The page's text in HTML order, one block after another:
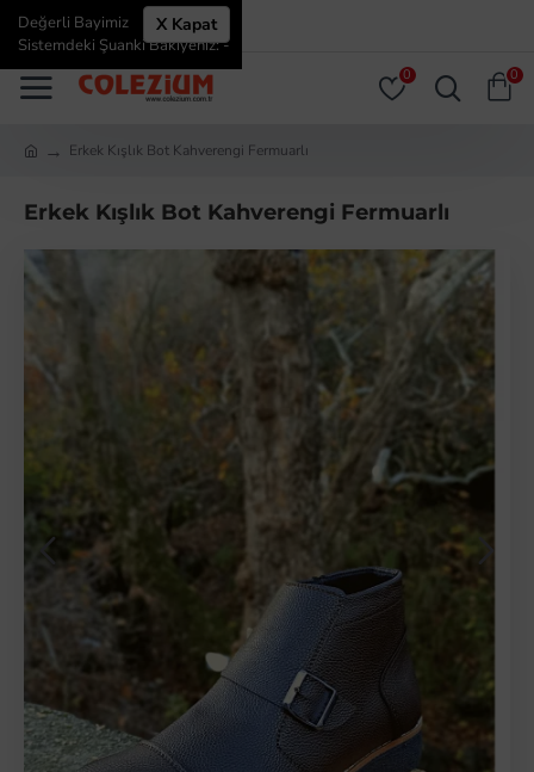
ÜYE GIRIŞI ÜYE OL
0 0
X Kapat
Değerli Bayimiz
Sistemdeki Şuanki Bakiyeniz: -
Erkek Kışlık Bot Kahverengi Fermuarlı
Erkek Kışlık Bot Kahverengi Fermuarlı